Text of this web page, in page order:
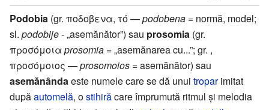
Podobia (gr. ποδοβενα, τό —podobena = normă, model;
sl. podobije- „asemănător”) sau prosomia (gr.
προσόμοια prosomia = „asemănarea cu...”; gr. ,
προσόμοιος —prosomoios = asemănător) sau
asemănânda este numele care se dă unui troparimitat
dupăautomelă, ostihirăcare împrumută ritmul și melodia